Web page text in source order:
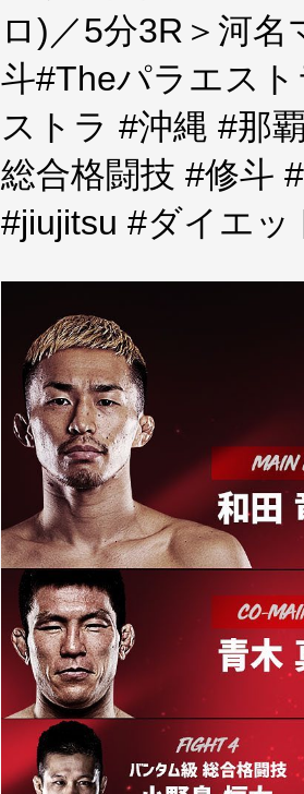
ロ)／5分3R＞河名
斗#Theパラエス
ストラ #沖縄 #那
総合格闘技 #修斗
#jiujitsu #ダイエッ